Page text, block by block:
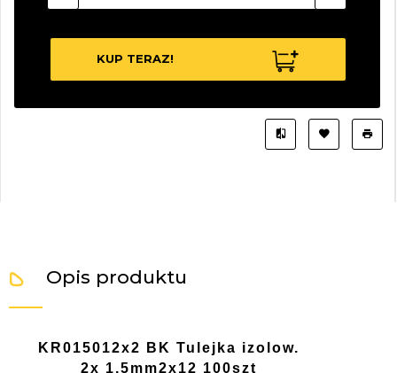
KUP TERAZ!
Opis produktu
KR015012x2 BK Tulejka izolow.
2x 1,5mm2x12 100szt